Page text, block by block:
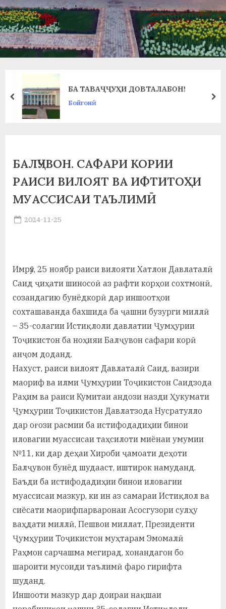
в
л
а
т
а
о
и
Н
с
и
р
и
Х
у
р
а
БА ТАВАҶҶУҲИ ДОВТАЛАБОН!
Бойгонӣ
prev
БАЛҶУВОН. САФАРИ КОРИИ
РАИСИ ВИЛОЯТ ВА ИФТИТОҲИ
МУАССИСАИ ТАЪЛИМӢ
Posted
2024-11-25
Имрӯз, 25 ноябр раиси вилояти Хатлон Давлаталӣ
Саид ҷиҳати шиносоӣ аз рафти корҳои сохтмонӣ,
созандагию бунёдкорӣ дар иншоотҳои
сохташаванда бахшида ба ҷашни бузурги миллӣ
– 35-солагии Истиқлоли давлатии Ҷумҳурии
Тоҷикистон ба ноҳияи Балҷувон сафари корӣ
анҷом доданд.
Нахуст, раиси вилоят Давлаталӣ Саид, вазири
маориф ва илми Ҷумҳурии Тоҷикистон Саидзода
Раҳим ва раиси Кумитаи андози назди Ҳукумати
Ҷумҳурии Тоҷикистон Давлатзода Нусратулло
дар оғози расмии ба истифодадиҳии бинои
иловагии муассисаи таҳсилоти миёнаи умумии
№11, ки дар деҳаи Хироби ҷамоати деҳоти
Балҷувон бунёд шудааст, иштирок намуданд.
Баъди ба истифодадиҳии бинои иловагии
муассисаи мазкур, ки ин аз самараи Истиқлол ва
сиёсати маорифпарваронаи Асосгузори сулҳу
ваҳдати миллӣ, Пешвои миллат, Президенти
Ҷумҳурии Тоҷикистон муҳтарам Эмомалӣ
Раҳмон сарчашма мегирад, хонандагон бо
шароити мусоиди таълимӣ фаро гирифта
шуданд.
Иншооти мазкур дар доираи нақшаи